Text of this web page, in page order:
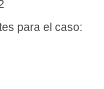
para el caso: